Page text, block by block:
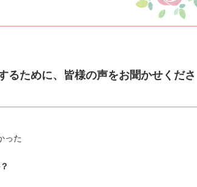
るために、皆様の声をお聞かせくださ
った